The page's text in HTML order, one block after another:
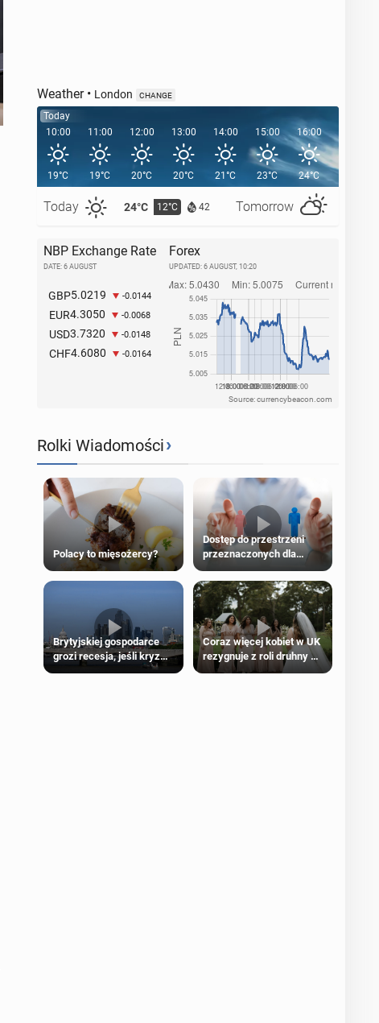
Weather• London CHANGE
Today
10:00
19°C
Today 24°C 12°C 42 Tomorrow
11:00
19°C
12:00
20°C
13:00
20°C
14:00
21°C
15:00
23°C
16:00
24°C
17:00
NBP Exchange Rate
DATE: 6 AUGUST
GBP5.0219 -0.0144
EUR4.3050 -0.0068
USD3.7320 -0.0148
CHF4.6080 -0.0164
Forex
UPDATED: 6 AUGUST, 10:20
Source: currencybeacon.com
Rolki Wiadomości›
Polacy to mięsożercy?
Dostęp do przestrzeni
przeznaczonych dla
wyłącznie na płci
biologicznej
Brytyjskiej gospodarce
grozi recesja, jeśli kryzys
na Bliskim Wschodzie się
Coraz więcej kobiet w UK
rezygnuje z roli druhny na
ślubie